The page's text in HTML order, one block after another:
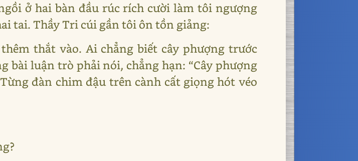
ở hai bàn đầu rúc rích cười làm tôi ngượng
tai. Thầy Tri cúi gần tôi ôn tồn giảng:
thắt vào. Ai chẳng biết cây phượng trước
luận trò phải nói, chẳng hạn: “Cây phượng
đàn chim đậu trên cành cất giọng hót véo